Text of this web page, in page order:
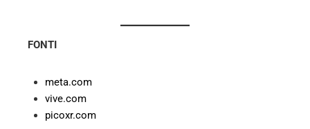
FONTI
meta.com
vive.com
picoxr.com